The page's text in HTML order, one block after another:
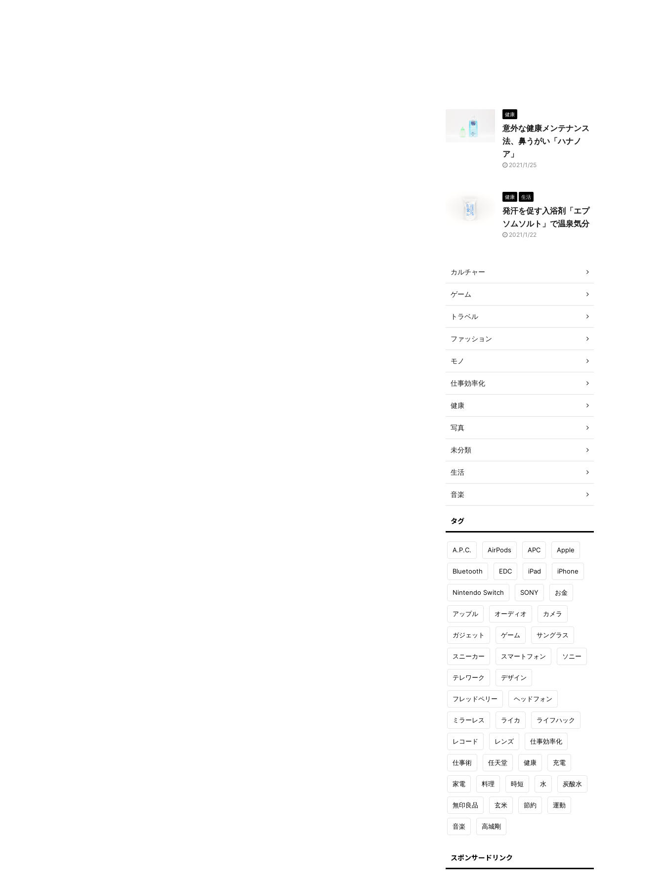
健康
意外な健康メンテナンス
法、鼻うがい「ハナノ
ア」
2021/1/25
健康 生活
発汗を促す入浴剤「エプ
ソムソルト」で温泉気分
2021/1/22
カルチャー
ゲーム
トラベル
ファッション
モノ
仕事効率化
健康
写真
未分類
生活
音楽
タグ
A.P.C. AirPods APC Apple
Bluetooth EDC iPad iPhone
Nintendo Switch SONY お金
アップル オーディオ カメラ
ガジェット ゲーム サングラス
スニーカー スマートフォン ソニー
テレワーク デザイン
フレッドペリー ヘッドフォン
ミラーレス ライカ ライフハック
レコード レンズ 仕事効率化
仕事術 任天堂 健康 充電
家電 料理 時短 水 炭酸水
無印良品 玄米 節約 運動
音楽 高城剛
スポンサードリンク